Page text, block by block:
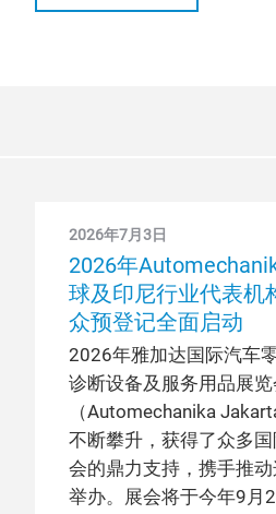
2026年7月3日
2026年
球及印尼行业代表机
众预登记全面启动
2026年雅加达国际汽车
诊断设备及服务用品展览
（Automechanika
不断攀升，获得了众多
会的鼎力支持，携手推
举办。展会将于今年9月